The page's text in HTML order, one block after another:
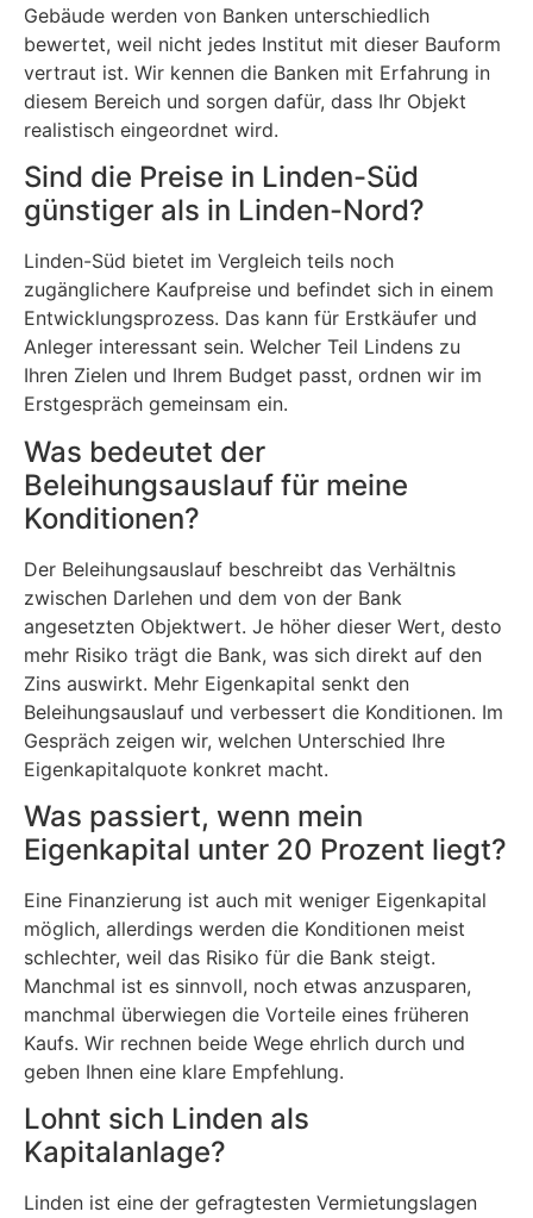
Gebäude werden von Banken unterschiedlich
bewertet, weil nicht jedes Institut mit dieser Bauform
vertraut ist. Wir kennen die Banken mit Erfahrung in
diesem Bereich und sorgen dafür, dass Ihr Objekt
realistisch eingeordnet wird.
Sind die Preise in Linden-Süd
günstiger als in Linden-Nord?
Linden-Süd bietet im Vergleich teils noch
zugänglichere Kaufpreise und befindet sich in einem
Entwicklungsprozess. Das kann für Erstkäufer und
Anleger interessant sein. Welcher Teil Lindens zu
Ihren Zielen und Ihrem Budget passt, ordnen wir im
Erstgespräch gemeinsam ein.
Was bedeutet der
Beleihungsauslauf für meine
Konditionen?
Der Beleihungsauslauf beschreibt das Verhältnis
zwischen Darlehen und dem von der Bank
angesetzten Objektwert. Je höher dieser Wert, desto
mehr Risiko trägt die Bank, was sich direkt auf den
Zins auswirkt. Mehr Eigenkapital senkt den
Beleihungsauslauf und verbessert die Konditionen. Im
Gespräch zeigen wir, welchen Unterschied Ihre
Eigenkapitalquote konkret macht.
Was passiert, wenn mein
Eigenkapital unter 20 Prozent liegt?
Eine Finanzierung ist auch mit weniger Eigenkapital
möglich, allerdings werden die Konditionen meist
schlechter, weil das Risiko für die Bank steigt.
Manchmal ist es sinnvoll, noch etwas anzusparen,
manchmal überwiegen die Vorteile eines früheren
Kaufs. Wir rechnen beide Wege ehrlich durch und
geben Ihnen eine klare Empfehlung.
Lohnt sich Linden als
Kapitalanlage?
Linden ist eine der gefragtesten Vermietungslagen